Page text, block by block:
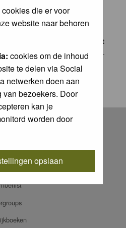
cookies die er voor
website naar behoren
cookies om de inhoud
te delen via Social
netwerken doen aan
bezoekers. Door
kan je
worden door
opslaan
wedstrijden organiseert
met leuke prijzen.
photo-challenge/